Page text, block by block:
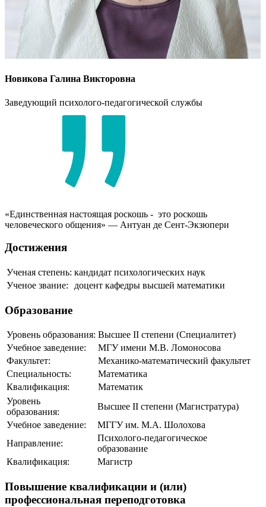
Новикова Галина Викторовна
Заведующий психолого-педагогической службы
«Единственная настоящая роскошь - это роскошь
человеческого общения» — Антуан де Сент-Экзюпери
Достижения
Ученая степень: кандидат психологических наук
Ученое звание:
доцент кафедры высшей математики
Образование
Уровень образования: Высшее II степени (Специалитет)
Учебное заведение:
МГУ имени М.В. Ломоносова
Факультет:
Механико-математический факультет
Специальность:
Математика
Квалификация:
Математик
Уровень
образования:
Высшее II степени (Магистратура)
Учебное заведение:
МГГУ им. М.А. Шолохова
Направление:
Психолого-педагогическое
образование
Квалификация:
Магистр
Повышение квалификации и (или)
профессиональная переподготовка